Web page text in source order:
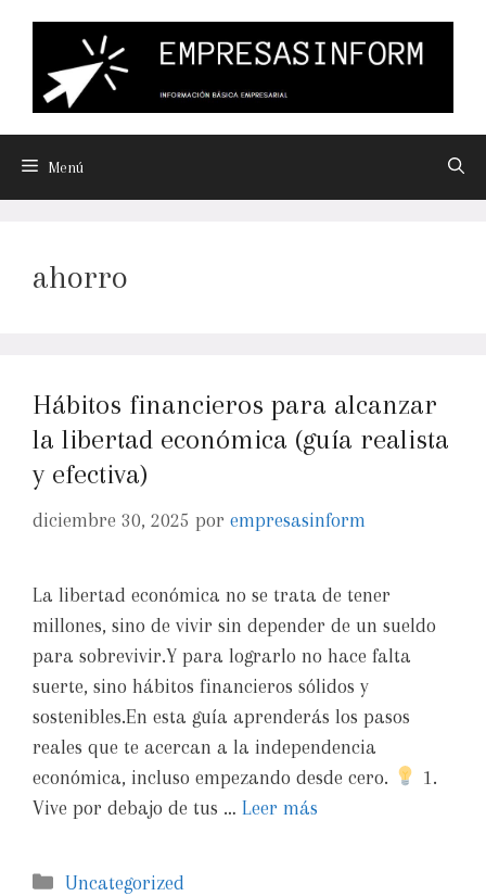
Menú
ahorro
Hábitos financieros para alcanzar
la libertad económica (guía realista
y efectiva)
diciembre 30, 2025 por empresasinform
La libertad económica no se trata de tener
millones, sino de vivir sin depender de un sueldo
para sobrevivir.Y para lograrlo no hace falta
suerte, sino hábitos financieros sólidos y
sostenibles.En esta guía aprenderás los pasos
reales que te acercan a la independencia
económica, incluso empezando desde cero.
1.
Vive por debajo de tus … Leer más
Uncategorized